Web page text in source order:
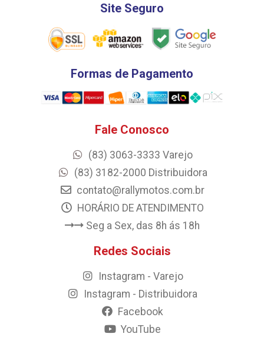
Site Seguro
Formas de Pagamento
Fale Conosco
(83) 3063-3333 Varejo
(83) 3182-2000 Distribuidora
contato@rallymotos.com.br
HORÁRIO DE ATENDIMENTO
Seg a Sex, das 8h ás 18h
Redes Sociais
Instagram - Varejo
Instagram - Distribuidora
Facebook
YouTube